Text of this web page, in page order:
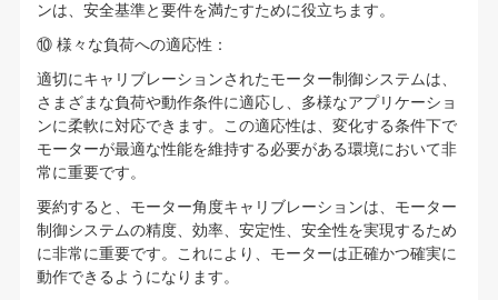
ンは、安全基準と要件を満たすために役立ちます。
⑩ 様々な負荷への適応性：
適切にキャリブレーションされたモーター制御システムは、
さまざまな負荷や動作条件に適応し、多様なアプリケーショ
ンに柔軟に対応できます。この適応性は、変化する条件下で
モーターが最適な性能を維持する必要がある環境において非
常に重要です。
要約すると、モーター角度キャリブレーションは、モーター
制御システムの精度、効率、安定性、安全性を実現するため
に非常に重要です。これにより、モーターは正確かつ確実に
動作できるようになります。